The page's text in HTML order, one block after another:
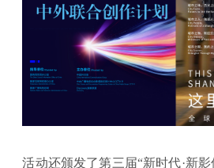
活动还颁发了第三届“新时代·新